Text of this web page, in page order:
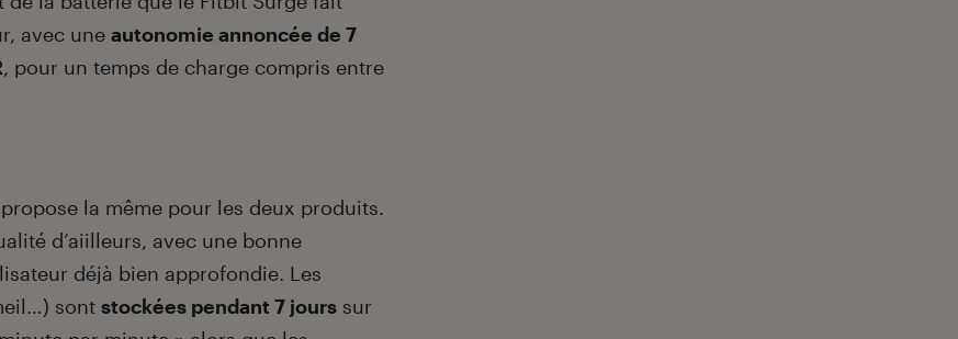
avec une autonomie annoncée de 7
, pour un temps de charge compris entre
la même pour les deux produits.
d’aiilleurs, avec une bonne
déjà bien approfondie. Les
sont stockées pendant 7 jours sur